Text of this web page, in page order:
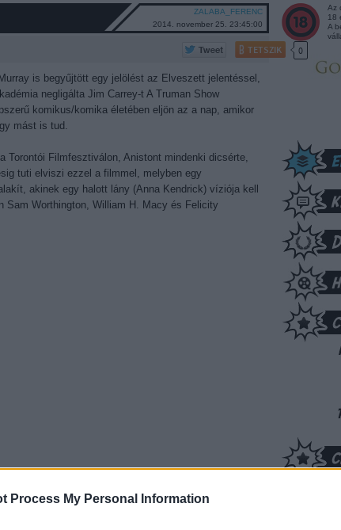
Process My Personal Information
ZALABA_FERENC
2014. november 25. 23:45:00
TETSZIK 0
is begyűjtött egy jelölést az Elveszett jelentéssel,
negligálta Jim Carrey-t A Truman Show
komikus/komika életében eljön az a nap, amikor
mást is tud.
Torontói Filmfesztiválon, Anistont mindenki dicsérte,
tuti elviszi ezzel a filmmel, melyben egy
akinek egy halott lány (Anna Kendrick) víziója kell
Sam Worthington, William H. Macy és Felicity
Az
18
A